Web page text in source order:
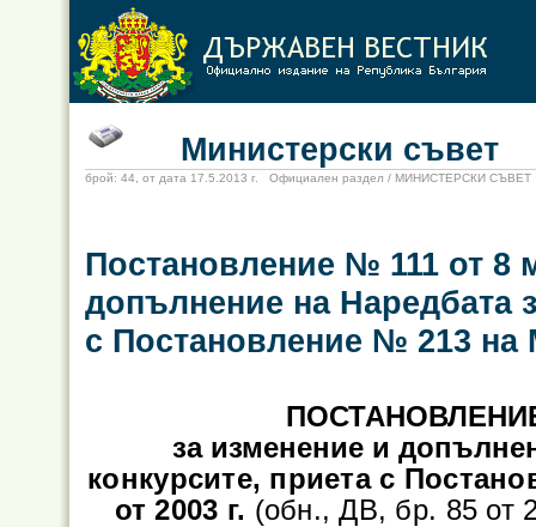
Министерски съвет
брой: 44, от дата 17.5.2013 г. Официален раздел / МИНИСТЕРСКИ СЪВЕТ
Постановление № 111 от 8
допълнение на Наредбата
с Постановление № 213 на
за изменение и
конкурсите, приета с
от 2003 г. (обн., ДВ, бр. 85 от